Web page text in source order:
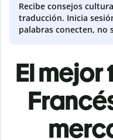
Recibe consejos
traducción. Inicia
palabras conecten, no
El